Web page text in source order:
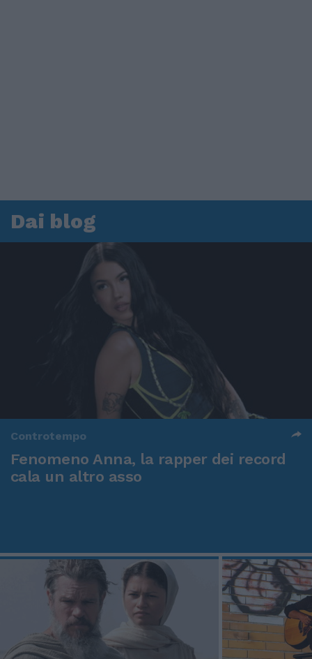
Dai blog
Controtempo
Fenomeno Anna, la rapper dei record
cala un altro asso